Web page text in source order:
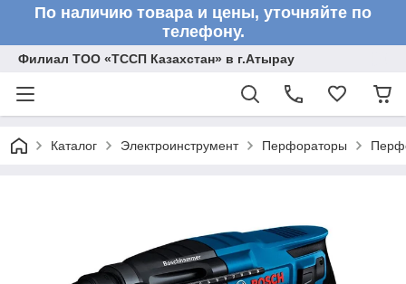
По наличию товара и цены, уточняйте по
телефону.
Филиал ТОО «ТССП Казахстан» в г.Атырау
Каталог Электроинструмент Перфораторы